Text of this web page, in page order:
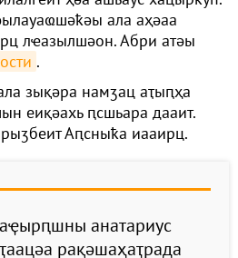
ала аҳәаа
лҽазылшәон. Абри атәы
.
зықәра намӡац аҭыԥҳа
еиқәахь ԥсшьара дааит.
Аԥсныҟа иааирц.
анатариус
рақәшаҳаҭрада